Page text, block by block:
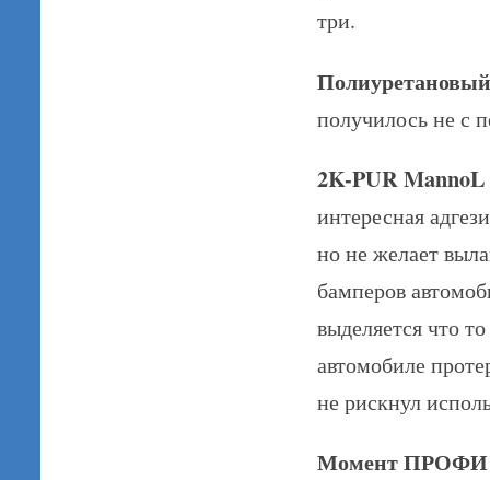
три.
получилось не с
2K-PUR MannoL
интересная
но не желает
бамперов
выделяется что
автомобиле
не рискнул
Момент ПРОФИ